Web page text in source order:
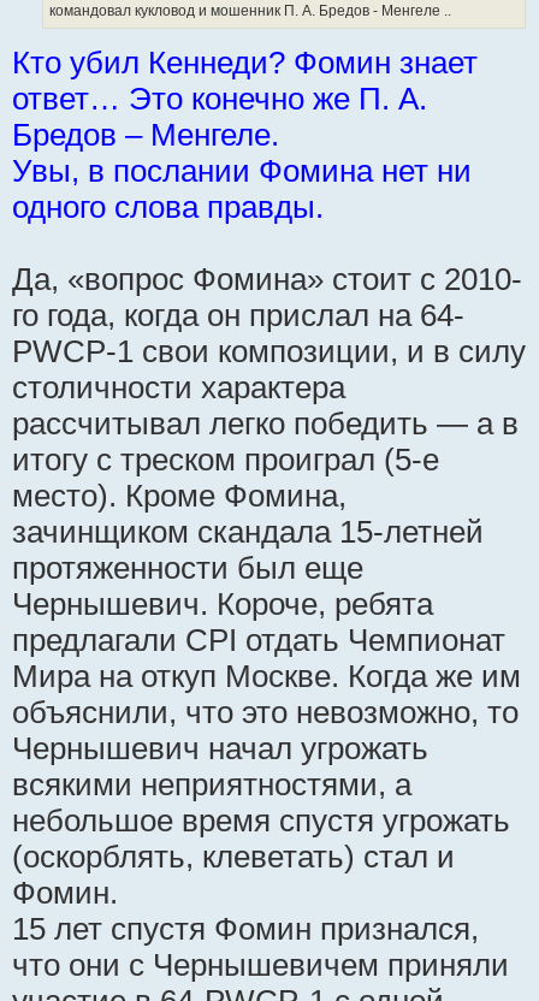
командовал кукловод и мошенник П. А. Бредов - Менгеле ..
Кто убил Кеннеди? Фомин знает
ответ… Это конечно же П. А.
Бредов – Менгеле.
Увы, в послании Фомина нет ни
одного слова правды.
Да, «вопрос Фомина» стоит с 2010-
го года, когда он прислал на 64-
PWCP-1 свои композиции, и в силу
столичности характера
рассчитывал легко победить — а в
итогу с треском проиграл (5-е
место). Кроме Фомина,
зачинщиком скандала 15-летней
протяженности был еще
Чернышевич. Короче, ребята
предлагали CPI отдать Чемпионат
Мира на откуп Москве. Когда же им
объяснили, что это невозможно, то
Чернышевич начал угрожать
всякими неприятностями, а
небольшое время спустя угрожать
(оскорблять, клеветать) стал и
Фомин.
15 лет спустя Фомин признался,
что они с Чернышевичем приняли